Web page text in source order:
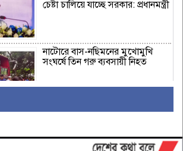
চেষ্টা চালিয়ে যাচ্ছে সরকার: প্রধানমন্ত্রী
নাটোরে বাস-নছিমনের মুখোমুখি
সংঘর্ষে তিন গরু ব্যবসায়ী নিহত